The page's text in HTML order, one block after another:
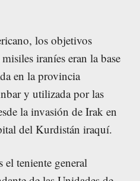
los objetivos
iraníes eran la base
en la provincia
y utilizada por las
la invasión de Irak en
del Kurdistán iraquí.
teniente general